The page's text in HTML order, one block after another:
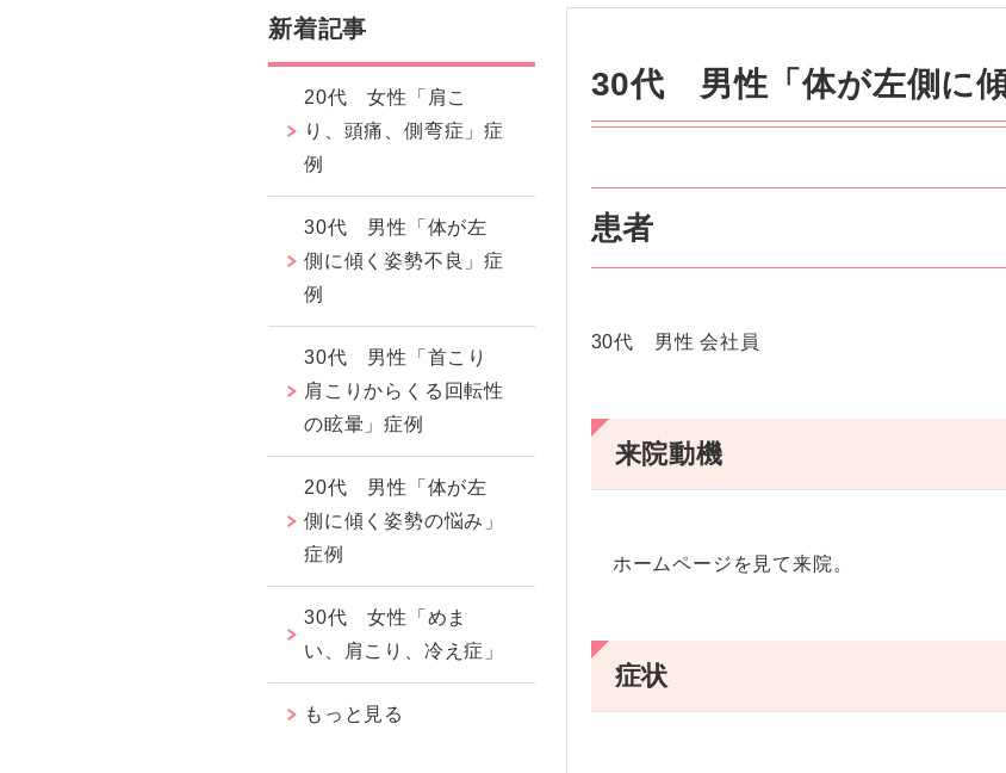
30代 男性「体が左側に
患者
30代 男性 会社員
来院動機
ホームページを見て来院。
症状
新着記事
20代 女性「肩こ
り、頭痛、側弯症」症
例
30代 男性「体が左
側に傾く姿勢不良」症
例
30代 男性「首こり
肩こりからくる回転性
の眩暈」症例
20代 男性「体が左
側に傾く姿勢の悩み」
症例
30代 女性「めま
い、肩こり、冷え症」
もっと見る